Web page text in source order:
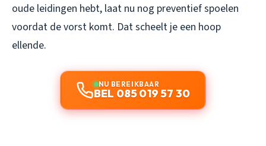
oude leidingen hebt, laat nu nog preventief spoelen
voordat de vorst komt. Dat scheelt je een hoop
ellende.
NU BEREIKBAAR
BEL 085 019 57 30